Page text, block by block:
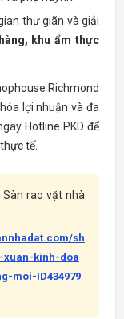
thư giãn và giải
khu ẩm thực
Richmond
lợi nhuận và đa
Hotline PKD để
tế.
rao vặt nhà
sh
kinh-doa
moi-ID434979